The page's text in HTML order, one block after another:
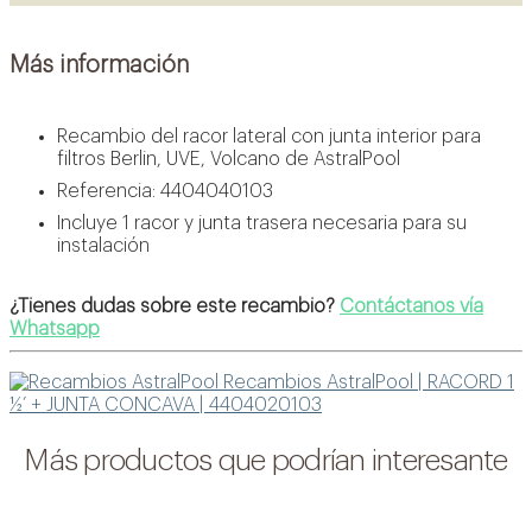
Más información
Recambio del racor lateral con junta interior para
filtros Berlin, UVE, Volcano de AstralPool
Referencia: 4404040103
Incluye 1 racor y junta trasera necesaria para su
instalación
¿Tienes dudas sobre este recambio? Contáctanos vía
Whatsapp
Recambios AstralPool | RACORD 1
½’ + JUNTA CONCAVA | 4404020103
Más productos que podrían interesante